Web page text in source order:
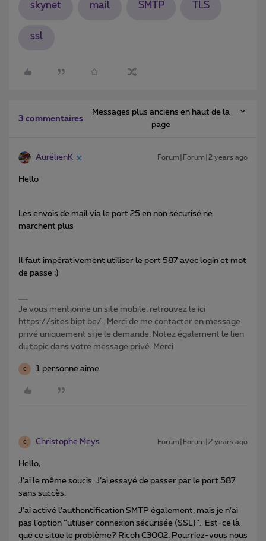
skynet mail SMTP TLS
ssl
3 commentaires
Messages plus anciens en haut de la
page
AurélienK Forum|Forum|2 years ago
Hello
Les envois de mail via le port 25 en non sécurisé ne
marchent plus
Il faut impérativement utiliser le port 587 avec login et mot
de passe ;)
Je vous mentionne un site mobile, retrouvez le ici
https://sites.bipt.be/ . Merci de me contacter en message
privé uniquement si je le demande. Notez également le lien
du topic dans votre message privé. Merci
C 1 personne aime
C Christophe Meys Forum|Forum|2 years ago
Hello,
J’ai le même soucis. J’ai essayé de passer par le port 587
sans succès.
J’ai activé l’authentification SMTP également, mais je n’ai
pas l’option “utiliser connexion sécurisée (SSL)”. Est-ce là
que ce situe le problème? Ricoh C3002. Pourriez-vous nous